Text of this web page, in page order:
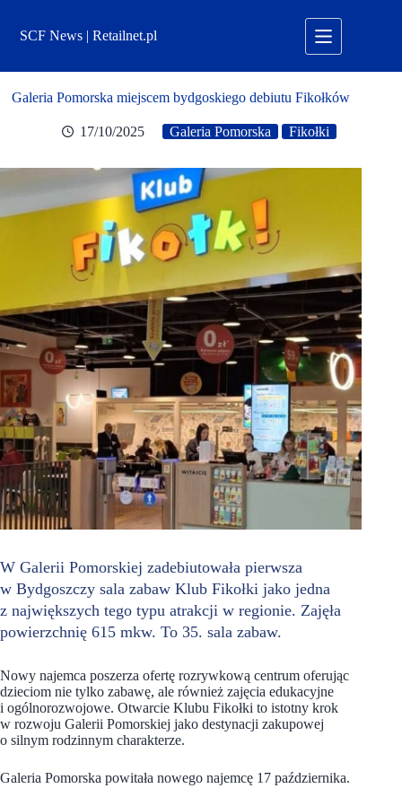
treściSCF News | Retailnet.pl
Galeria Pomorska miejscem bydgoskiego debiutu Fikołków
17/10/2025 Galeria Pomorska Fikołki
W Galerii Pomorskiej zadebiutowała pierwsza
w Bydgoszczy sala zabaw Klub Fikołki jako jedna
z największych tego typu atrakcji w regionie. Zajęła
powierzchnię 615 mkw. To 35. sala zabaw.
Nowy najemca poszerza ofertę rozrywkową centrum oferując
dzieciom nie tylko zabawę, ale również zajęcia edukacyjne
i ogólnorozwojowe. Otwarcie Klubu Fikołki to istotny krok
w rozwoju Galerii Pomorskiej jako destynacji zakupowej
o silnym rodzinnym charakterze.
Galeria Pomorska powitała nowego najemcę 17 października.